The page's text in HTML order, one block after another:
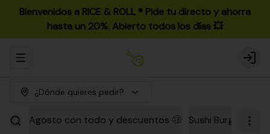
Bienvenidos a RICE & ROLL ®️ Pide tu directo y ahorra
hasta un 20%. Abierto todos los días 💥
Abrir menu de navegación Login
¿Dónde quieres pedir?
Agosto con todo y descuentos 🤑 Sushi Burgers